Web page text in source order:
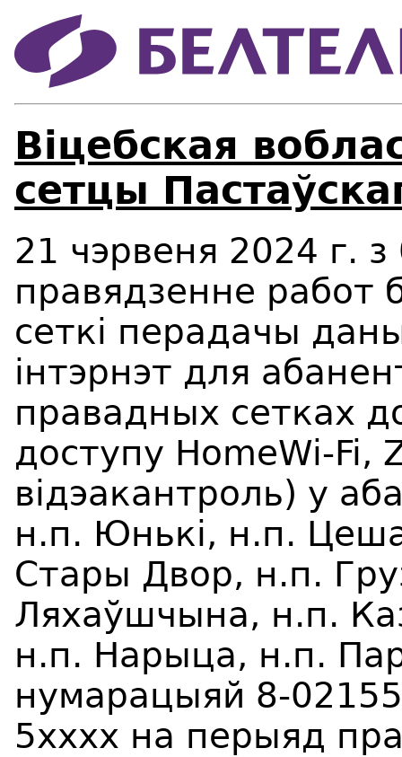
Віцебская
сетцы
21 чэрвеня 2024 г. з
правядзенне работ
сеткі перадачы
інтэрнэт для
правадных сетках
доступу HomeWi-Fi,
відэакантроль) у
н.п. Юнькі, н.п.
Стары Двор, н.п.
Ляхаўшчына, н.п.
н.п. Нарыца, н.п.
нумарацыяй 8-
5хххх на перыяд